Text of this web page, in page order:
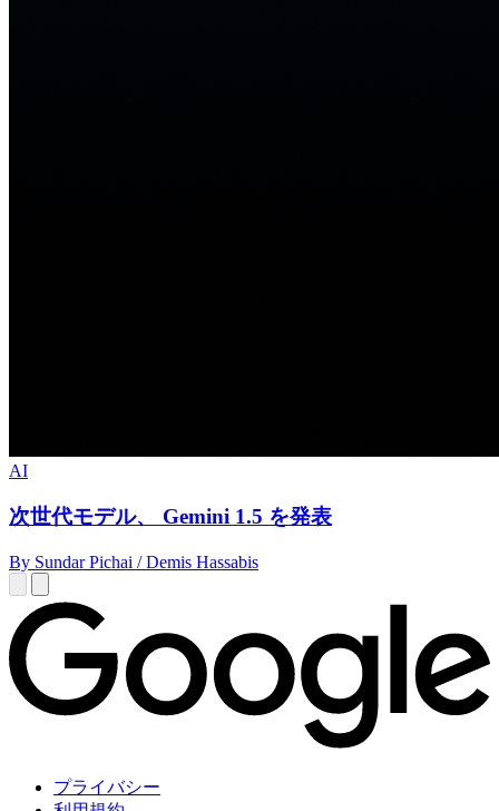
AI
次世代モデル、 Gemini 1.5 を発表
By Sundar Pichai / Demis Hassabis
プライバシー